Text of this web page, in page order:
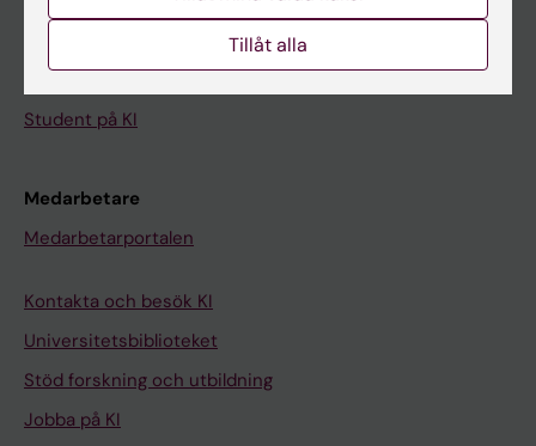
Student på KI
Medarbetare
Medarbetarportalen
Kontakta och besök KI
Universitetsbiblioteket
Stöd forskning och utbildning
Jobba på KI
Tillåt alla